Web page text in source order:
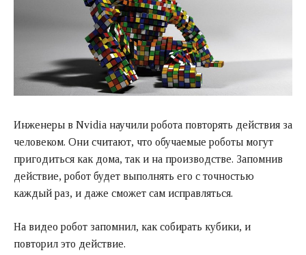
Инженеры в Nvidia научили робота повторять действия за
человеком. Они считают, что обучаемые роботы могут
пригодиться как дома, так и на производстве. Запомнив
действие, робот будет выполнять его с точностью
каждый раз, и даже сможет сам исправляться.
На видео робот запомнил, как собирать кубики, и
повторил это действие.